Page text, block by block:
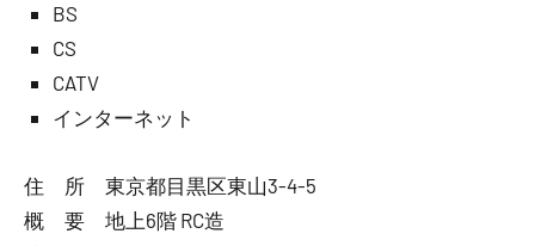
BS
CS
CATV
インターネット
住 所 東京都目黒区東山3-4-5
概 要 地上6階 RC造